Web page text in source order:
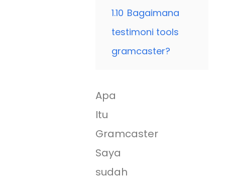
1.10 Bagaimana
testimoni tools
gramcaster?
Apa
Itu
Gramcaster
Saya
sudah